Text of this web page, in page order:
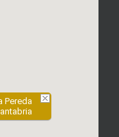
Pereda